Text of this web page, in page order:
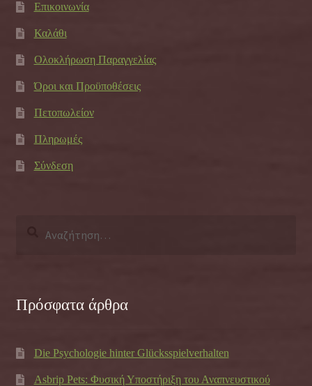
Επικοινωνία
Καλάθι
Ολοκλήρωση Παραγγελίας
Όροι και Προϋποθέσεις
Πετοπωλείον
Πληρωμές
Σύνδεση
Πρόσφατα άρθρα
Die Psychologie hinter Glücksspielverhalten
Asbrip Pets: Φυσική Υποστήριξη του Αναπνευστικού